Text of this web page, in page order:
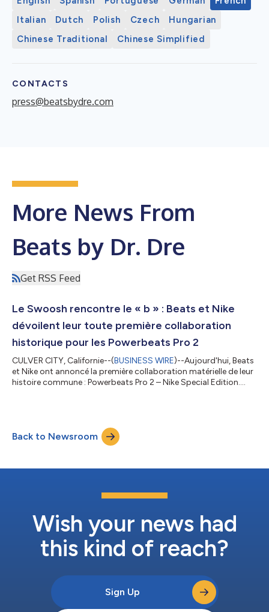
Italian
Dutch Polish Czech
Hungarian
Chinese Traditional
Chinese Simplified
CONTACTS
press@beatsbydre.com
More News From
Beats by Dr. Dre
Get RSS Feed
Le Swoosh rencontre le « b » : Beats et Nike
dévoilent leur toute première collaboration
historique pour les Powerbeats Pro 2
CULVER CITY, Californie--(BUSINESS WIRE)--Aujourd'hui, Beats
et Nike ont annoncé la première collaboration matérielle de leur
histoire commune : Powerbeats Pro 2 – Nike Special Edition.
Nike sur l’écouteur droit et le « b » signature de Beats sur le
gauche. Cette édition limitée associe la palette de couleurs «
Back to Newsroom
Wish your news had
this kind of reach?
Sign Up